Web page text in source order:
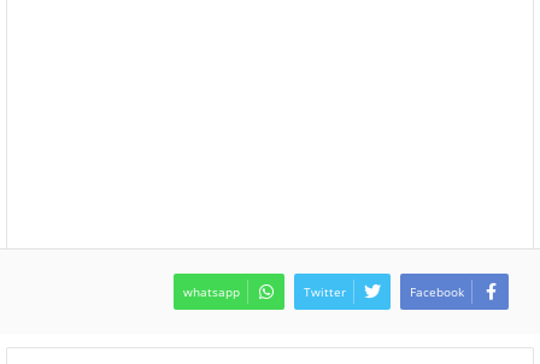
Facebook
Twitter
whatsapp